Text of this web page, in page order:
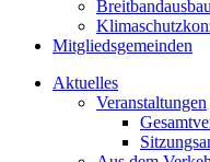
Breitbandausbau
Mitgliedsgemeinden
Aktuelles
Veranstaltungen